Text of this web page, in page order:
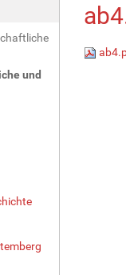
und